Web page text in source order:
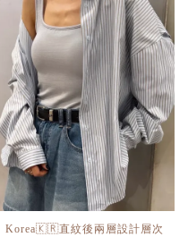
Korea🇰🇷直紋後兩層設計層次